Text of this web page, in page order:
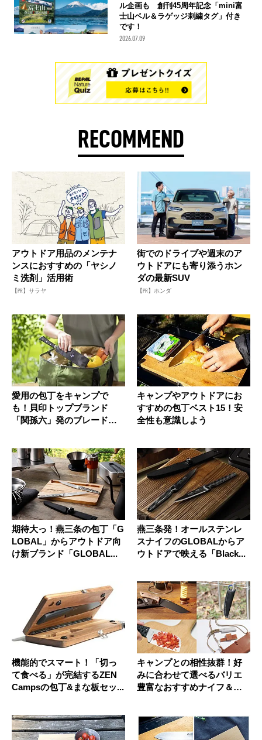
ル企画も 創刊45周年記念「mini富
士山ベル＆ラゲッジ刺繍タグ」付き
です！
2026.07.09
RECOMMEND
アウトドア用品のメンテナ
ンスにおすすめの「ヤシノ
ミ洗剤」活用術
【PR】サラヤ
街でのドライブや週末のア
ウトドアにも寄り添うホン
ダの最新SUV
【PR】ホンダ
愛用の包丁をキャンプで
も！貝印トップブランド
「関孫六」発のブレードガ
キャンプやアウトドアにお
すすめの包丁ベスト15！安
全性も意識しよう
期待大っ！燕三条の包丁「G
LOBAL」からアウトドア向
け新ブランド「GLOBAL...
燕三条発！オールステンレ
スナイフのGLOBALからア
ウトドアで映える「Black...
機能的でスマート！「切っ
て食べる」が完結するZEN
Campsの包丁&まな板セッ...
キャンプとの相性抜群！好
みに合わせて選べるバリエ
豊富なおすすめナイフ＆刃